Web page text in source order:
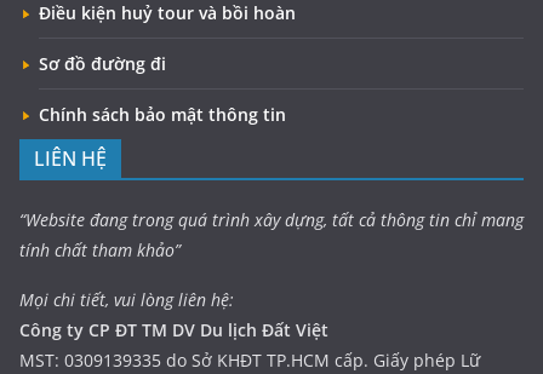
Điều kiện huỷ tour và bồi hoàn
Sơ đồ đường đi
Chính sách bảo mật thông tin
LIÊN HỆ
“Website đang trong quá trình xây dựng, tất cả thông tin chỉ mang
tính chất tham khảo”
Mọi chi tiết, vui lòng liên hệ:
Công ty CP ĐT TM DV Du lịch Đất Việt
MST: 0309139335 do Sở KHĐT TP.HCM cấp. Giấy phép Lữ